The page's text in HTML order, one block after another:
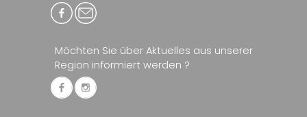
Möchten Sie über Aktuelles aus unserer
Region informiert werden ?